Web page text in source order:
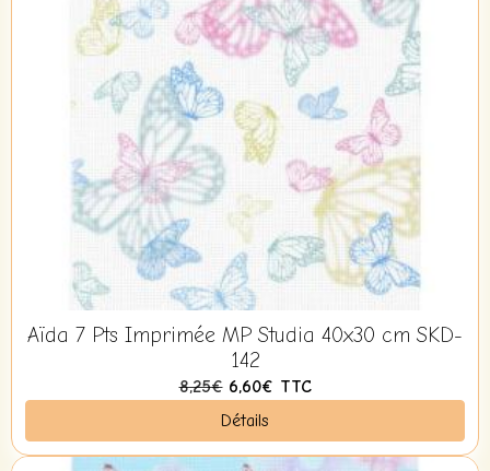
Aïda 7 Pts Imprimée MP Studia 40x30 cm SKD-
142
8,25€ 6,60€ TTC
Détails